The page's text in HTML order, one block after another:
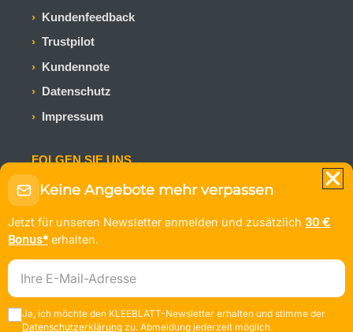
Kundenfeedback
Trustpilot
Kundennote
Datenschutz
Impressum
FOLGEN SIE UNS
Bleiben Sie auf dem Laufenden mit den neuesten
© KLEEBLATT Kreuzfahrten
Nach oben↑
Keine Angebote mehr verpassen
Jetzt für unseren Newsletter anmelden und zusätzlich 30 €
Bonus* erhalten.
E-Mail-Adresse
Ja, ich möchte den KLEEBLATT-Newsletter erhalten und stimme der
Datenschutzerklärung zu. Abmeldung jederzeit möglich.